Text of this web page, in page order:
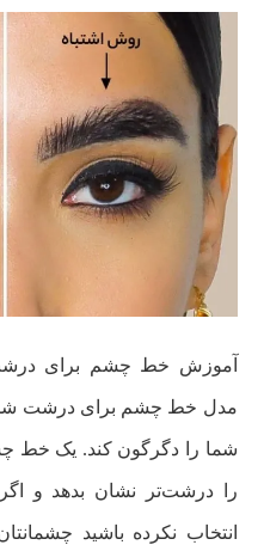
آموزش خط چشم برای
مدل خط چشم برای درشت
شما را دگرگون کند. یک خط
را درشت‌تر نشان بدهد و
انتخاب نکرده باشید